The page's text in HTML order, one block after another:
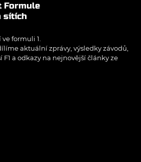
Formule
sítích
formuli 1.
aktuální zprávy, výsledky závodů,
a odkazy na nejnovější články ze